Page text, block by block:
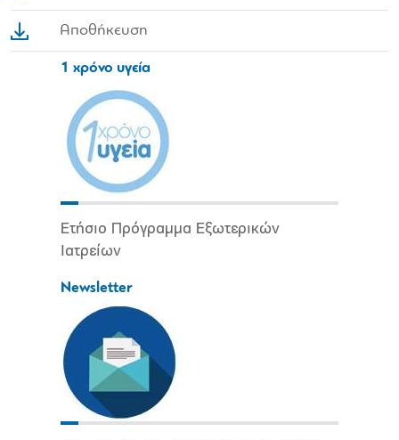
Αποθήκευση
1 χρόνο υγεία
Ετήσιο Πρόγραμμα Εξωτερικών
Ιατρείων
Newsletter